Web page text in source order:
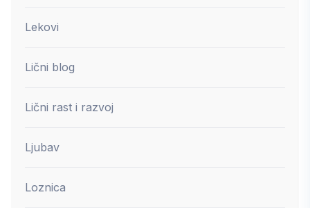
Lekovi
Lični blog
Lični rast i razvoj
Ljubav
Loznica